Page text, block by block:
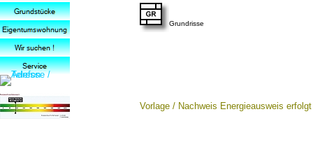
Vorlage / Nachweis Energieausweis
Grundrisse